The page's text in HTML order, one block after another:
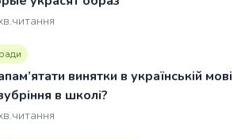
винятки в українській мові
в школі?